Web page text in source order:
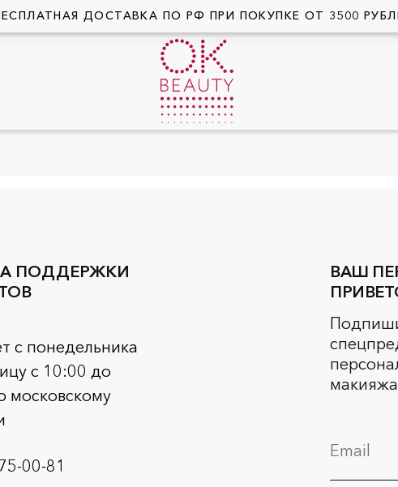
ДОСТАВКА ПО РФ ПРИ ПОКУПКЕ ОТ 3500
ПОДДЕРЖКИ
с понедельника
с 10:00 до
московскому
00-81
ВАШ